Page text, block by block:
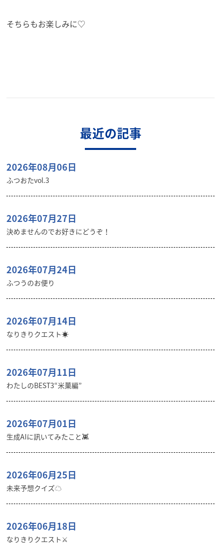
そちらもお楽しみに♡
最近の記事
2026年08月06日
ふつおたvol.3
2026年07月27日
決めませんのでお好きにどうぞ！
2026年07月24日
ふつうのお便り
2026年07月14日
なりきりクエスト☀️
2026年07月11日
わたしのBEST3“米菓編”
2026年07月01日
生成AIに訊いてみたこと👾
2026年06月25日
未来予想クイズ☁︎
2026年06月18日
なりきりクエスト⚔️